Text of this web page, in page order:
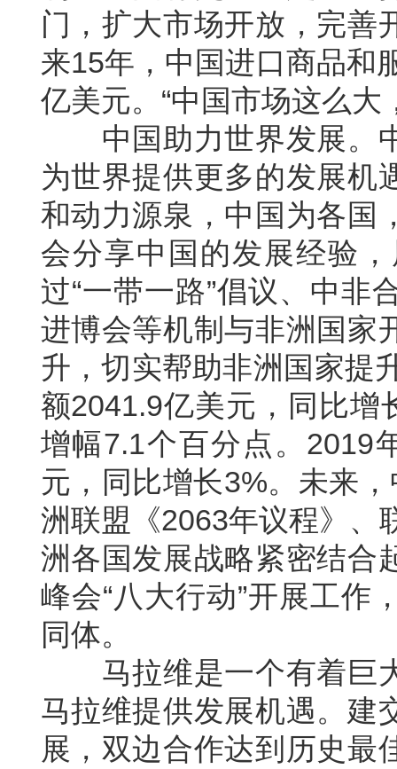
门，扩大市场开放，完善
来15年，中国进口商品和
亿美元。“中国市场这么大
中国助力世界发展。中
为世界提供更多的发展机
和动力源泉，中国为各国
会分享中国的发展经验
过“一带一路”倡议、中非
进博会等机制与非洲国家
升，切实帮助非洲国家提
额2041.9亿美元，同比增
增幅7.1个百分点。2019
元，同比增长3%。未来
洲联盟《2063年议程》、
洲各国发展战略紧密结合
峰会“八大行动”开展工作
同体。
马拉维是一个有着巨大
马拉维提供发展机遇。建
展，双边合作达到历史最